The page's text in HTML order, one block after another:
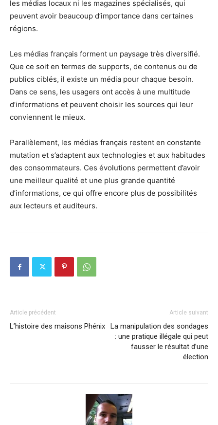
les médias locaux ni les magazines spécialisés, qui
peuvent avoir beaucoup d’importance dans certaines
régions.
Les médias français forment un paysage très diversifié.
Que ce soit en termes de supports, de contenus ou de
publics ciblés, il existe un média pour chaque besoin.
Dans ce sens, les usagers ont accès à une multitude
d’informations et peuvent choisir les sources qui leur
conviennent le mieux.
Parallèlement, les médias français restent en constante
mutation et s’adaptent aux technologies et aux habitudes
des consommateurs. Ces évolutions permettent d’avoir
une meilleur qualité et une plus grande quantité
d’informations, ce qui offre encore plus de possibilités
aux lecteurs et auditeurs.
Article précédent
L’histoire des maisons Phénix
Article suivant
La manipulation des sondages
: une pratique illégale qui peut
fausser le résultat d’une
élection